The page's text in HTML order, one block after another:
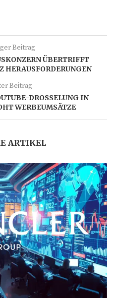
Beitrag
ÜBERTRIFFT
HERAUSFORDERUNGEN
Beitrag
DROSSELUNG IN
WERBEUMSÄTZE
ARTIKEL